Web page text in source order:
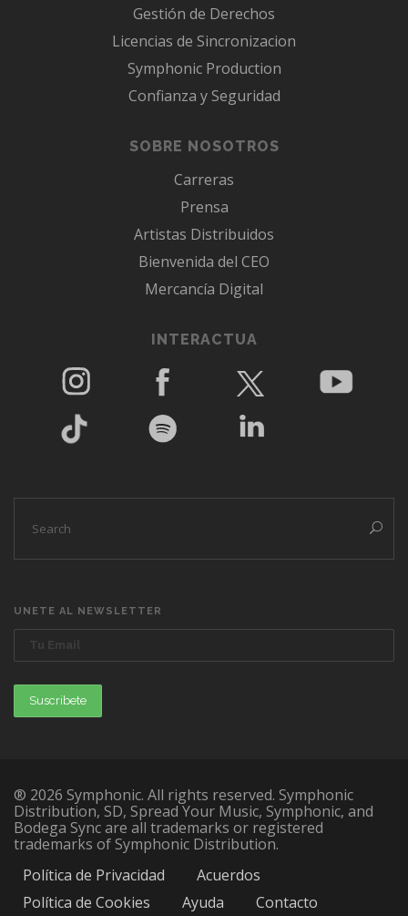
Gestión de Derechos
Licencias de Sincronizacion
Symphonic Production
Confianza y Seguridad
SOBRE NOSOTROS
Carreras
Prensa
Artistas Distribuidos
Bienvenida del CEO
Mercancía Digital
INTERACTUA
UNETE AL NEWSLETTER
® 2026 Symphonic. All rights reserved. Symphonic
Distribution, SD, Spread Your Music, Symphonic, and
Bodega Sync are all trademarks or registered
trademarks of Symphonic Distribution.
Política de Privacidad
Acuerdos
Política de Cookies
Ayuda Contacto